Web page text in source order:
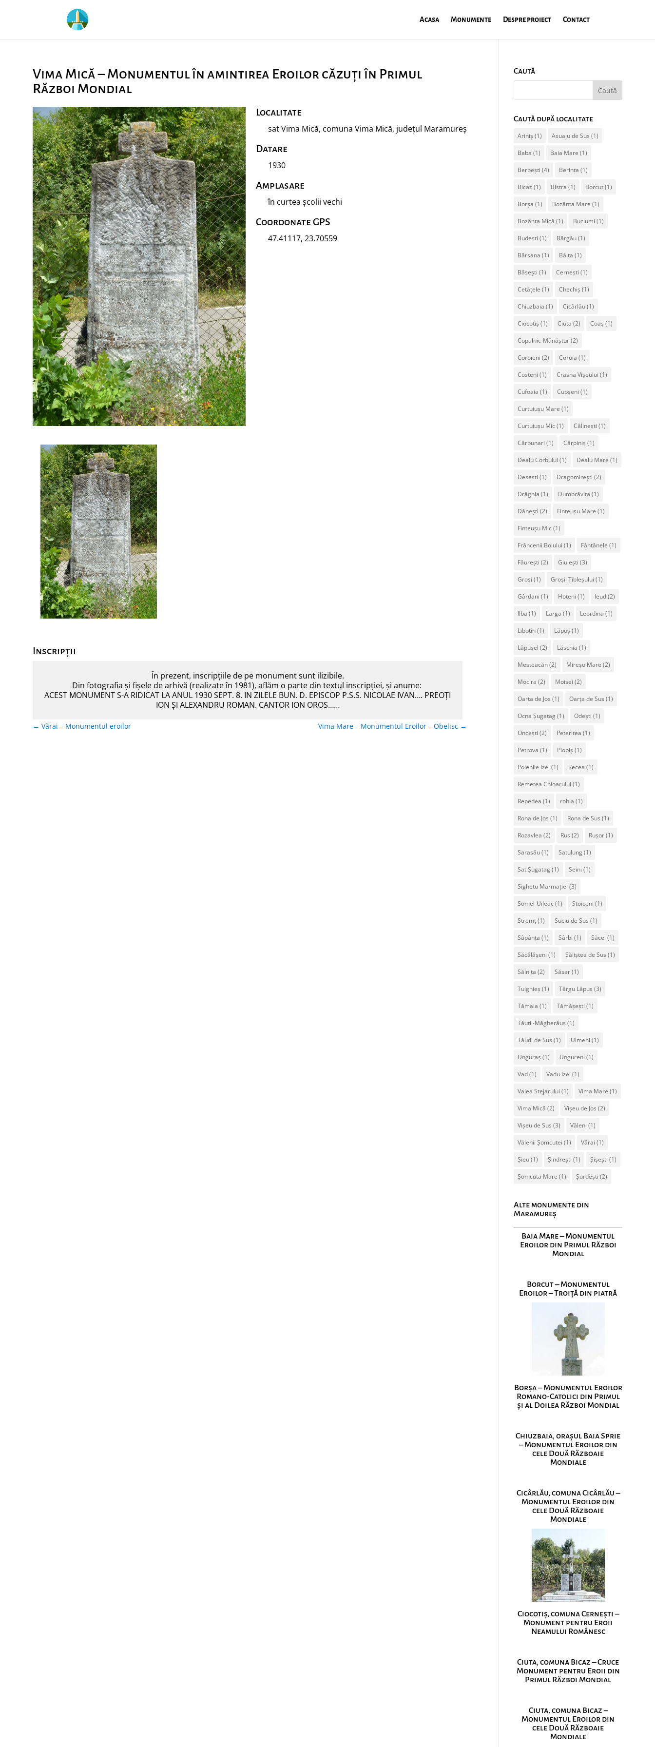
Acasa Monumente Despre proiect Contact
Vima Mică – Monumentul în amintirea Eroilor căzuți în Primul
Război Mondial
Localitate
sat Vima Mică, comuna Vima Mică, județul Maramureș
Datare
1930
Amplasare
în curtea școlii vechi
Coordonate GPS
47.41117, 23.70559
Inscripții
În prezent, inscripțiile de pe monument sunt ilizibile.
Din fotografia și fișele de arhivă (realizate în 1981), aflăm o parte din textul inscripției, și anume:
ACEST MONUMENT S-A RIDICAT LA ANUL 1930 SEPT. 8. IN ZILELE BUN. D. EPISCOP P.S.S. NICOLAE IVAN…. PREOŢI
ION ŞI ALEXANDRU ROMAN. CANTOR ION OROS……
← Vărai – Monumentul eroilor Vima Mare – Monumentul Eroilor – Obelisc →
Caută
Caută după localitate
Ariniș (1) Asuaju de Sus (1)
Baba (1) Baia Mare (1)
Berbești (4) Berința (1)
Bicaz (1) Bistra (1) Borcut(1)
Borșa (1) Bozânta Mare (1)
Bozânta Mică (1) Buciumi (1)
Budești (1) Bârgău(1)
Bârsana (1) Băița (1)
Băsești (1) Cernești (1)
Cetățele (1) Chechiș (1)
Chiuzbaia (1) Cicârlău(1)
Ciocotiș (1) Ciuta (2) Coaș (1)
Copalnic-Mănăștur(2)
Coroieni (2) Coruia (1)
Costeni (1) Crasna Vișeului (1)
Cufoaia (1) Cupșeni (1)
Curtuiușu Mare (1)
Curtuiușu Mic(1) Călinești (1)
Cărbunari (1) Cărpiniș (1)
Dealu Corbului (1) Dealu Mare (1)
Desești (1) Dragomirești (2)
Drăghia (1) Dumbrăvița (1)
Dănești (2) Finteușu Mare (1)
Finteușu Mic(1)
Frâncenii Boiului (1) Fântânele (1)
Făurești (2) Giulești (3)
Groși (1) Groșii Țibleșului (1)
Gârdani (1) Hoteni (1) Ieud(2)
Ilba (1) Larga (1) Leordina (1)
Libotin(1) Lăpuș (1)
Lăpușel (2) Lăschia (1)
Mesteacăn(2) Mireșu Mare (2)
Mocira (2) Moisei (2)
Oarța de Jos (1) Oarța de Sus (1)
Ocna Șugatag(1) Odești (1)
Oncești (2) Peteritea (1)
Petrova (1) Plopiș (1)
Poienile Izei (1) Recea (1)
Remetea Chioarului (1)
Repedea (1) rohia (1)
Rona de Jos (1) Rona de Sus (1)
Rozavlea (2) Rus (2) Rușor(1)
Sarasău(1) Satulung(1)
Sat Șugatag(1) Seini (1)
Sighetu Marmației (3)
Somel-Uileac(1) Stoiceni (1)
Stremț(1) Suciu de Sus (1)
Sâpânța (1) Sârbi (1) Săcel (1)
Săcălășeni (1) Săliștea de Sus (1)
Sălnița (2) Săsar(1)
Tulghieș (1) Târgu Lăpuș (3)
Tămaia (1) Tămășești (1)
Tăuții-Măgherăuș (1)
Tăuții de Sus (1) Ulmeni (1)
Unguraș (1) Ungureni (1)
Vad(1) Vadu Izei (1)
Valea Stejarului (1) Vima Mare (1)
Vima Mică (2) Vișeu de Jos (2)
Vișeu de Sus (3) Văleni (1)
Vălenii Șomcutei (1) Vărai (1)
Șieu(1) Șindrești (1) Șișești (1)
Șomcuta Mare (1) Șurdești (2)
Alte monumente din
Maramureș
Baia Mare – Monumentul
Eroilor din Primul Război
Mondial
Borcut – Monumentul
Eroilor – Troiță din piatră
Borșa – Monumentul Eroilor
Romano-Catolici din Primul
și al Doilea Război Mondial
Chiuzbaia, orașul Baia Sprie
– Monumentul Eroilor din
cele Două Războaie
Mondiale
Cicârlău, comuna Cicârlău –
Monumentul Eroilor din
cele Două Războaie
Mondiale
Ciocotiș, comuna Cernești –
Monument pentru Eroii
Neamului Românesc
Ciuta, comuna Bicaz – Cruce
Monument pentru Eroii din
Primul Război Mondial
Ciuta, comuna Bicaz –
Monumentul Eroilor din
cele Două Războaie
Mondiale